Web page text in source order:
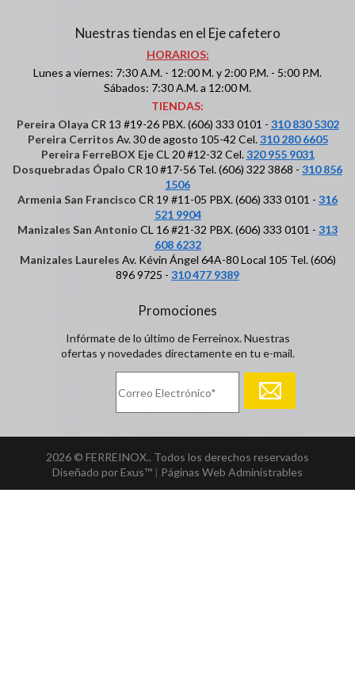
Nuestras tiendas en el Eje cafetero
HORARIOS:
Lunes a viernes: 7:30 A.M. - 12:00 M. y 2:00 P.M. - 5:00 P.M.
Sábados: 7:30 A.M. a 12:00 M.
TIENDAS:
Pereira Olaya CR 13 #19-26 PBX. (606) 333 0101 - 310 830 5302
Pereira Cerritos Av. 30 de agosto 105-42 Cel.310 280 6605
Pereira FerreBOX EjeCL 20 #12-32 Cel.320 955 9031
Dosquebradas Ópalo CR 10 #17-56 Tel. (606) 322 3868 - 310 856
1506
Armenia San Francisco CR 19 #11-05 PBX. (606) 333 0101 - 316
521 9904
Manizales San Antonio CL 16 #21-32 PBX. (606) 333 0101 - 313
608 6232
Manizales Laureles Av. Kévin Ángel 64A-80 Local 105 Tel. (606)
896 9725 - 310 477 9389
Promociones
Infórmate de lo último de Ferreinox. Nuestras
ofertas y novedades directamente en tu e-mail.
2026 © FERREINOX.. Todos los derechos reservados
Diseñado por Exus™ | Páginas Web Administrables